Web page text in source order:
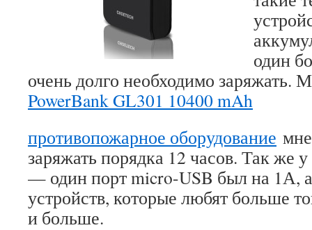
один
очень долго необходимо заряжать.
PowerBank GL301 10400 mAh
противопожарное оборудование
заряжать порядка 12 часов. Так же
— один порт micro-USB был на 1А,
устройств, которые любят больше
и больше.